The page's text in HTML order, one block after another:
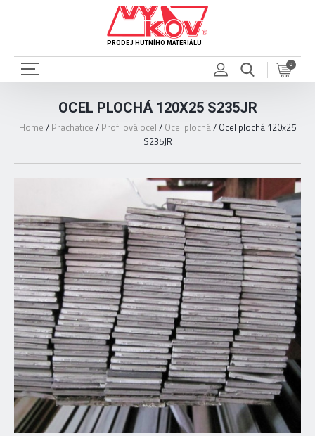
PRODEJ HUTNÍHO MATERIÁLU
0
OCEL PLOCHÁ 120X25 S235JR
Home / Prachatice / Profilová ocel / Ocel plochá/ Ocel plochá 120x25
S235JR